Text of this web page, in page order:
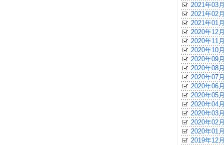
2021年03月
2021年02月
2021年01月
2020年12月
2020年11月
2020年10月
2020年09月
2020年08月
2020年07月
2020年06月
2020年05月
2020年04月
2020年03月
2020年02月
2020年01月
2019年12月